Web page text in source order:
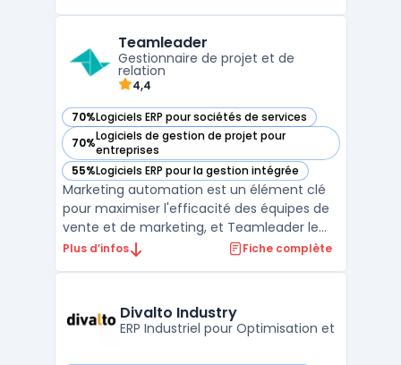
complexes, elle permet de gérer
efficacement les droits, rede ...
Teamleader
Gestionnaire de projet et de
relation
4,4
70%Logiciels ERP pour sociétés de services
— voir Teamleader dans cette catégorie
70%Logiciels de gestion de projet pour
entreprises
— voir Teamleader dans cette catégorie
55%Logiciels ERP pour la gestion intégrée
— voir Teamleader dans cette catégorie
Marketing automation est un élément clé
pour maximiser l'efficacité des équipes de
vente et de marketing, et Teamleader le
facilite grandement. Avec cet outil en ligne,
gérer vos projets, automatiser vos tâches
ad ...
Plus d’infos Fiche complète
Divalto Industry
ERP Industriel pour Optimisation et